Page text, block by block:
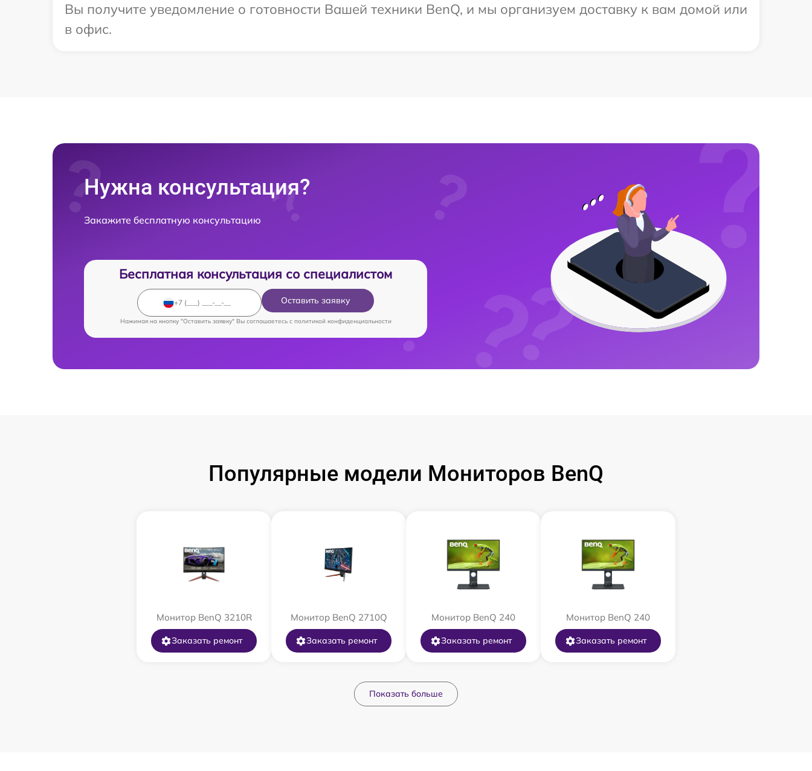
Вы получите уведомление о готовности Вашей техники BenQ, и мы организуем доставку к вам домой или
в офис.
Нужна консультация?
Закажите бесплатную консультацию
Бесплатная консультация со специалистом
Оставить заявку
Нажимая на кнопку "Оставить заявку" Вы соглашаетесь c политикой конфиденциальности
Популярные модели Мониторов BenQ
Монитор BenQ 3210R
Заказать ремонт
Монитор BenQ 2710Q
Заказать ремонт
Монитор BenQ 240
Заказать ремонт
Монитор BenQ 240
Заказать ремонт
Показать больше